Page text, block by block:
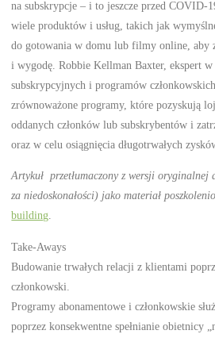
na subskrypcje – i to jeszcze przed COVID-
wiele produktów i usług, takich jak
do gotowania w domu lub filmy online, aby
i wygodę. Robbie Kellman Baxter, ekspert w
subskrypcyjnych i programów
zrównoważone programy, które pozyskują
oddanych członków lub subskrybentów i
oraz w celu osiągnięcia długotrwałych
Artykuł przetłumaczony z wersji oryginalnej
za niedoskonałości) jako materiał
building.
Take-Aways
Budowanie trwałych relacji z klientami
członkowski.
Programy abonamentowe i członkowskie
poprzez konsekwentne spełnianie obietnicy